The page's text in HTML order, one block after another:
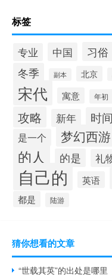
标签
专业 中国 习俗
冬季 副本 北京
宋代 寓意 年初
攻略 新年 时间
是一个 梦幻西游
的人 的是 礼
自己的 英语
都是 陆游
猜你想看的文章
“世载其英”的出处是哪里